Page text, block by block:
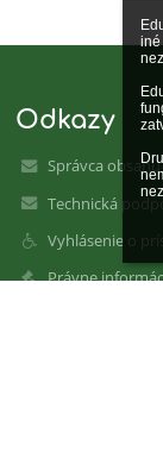
iné
Odkazy
Správca obsahu
Technická
Vyhlásenie o
Právne